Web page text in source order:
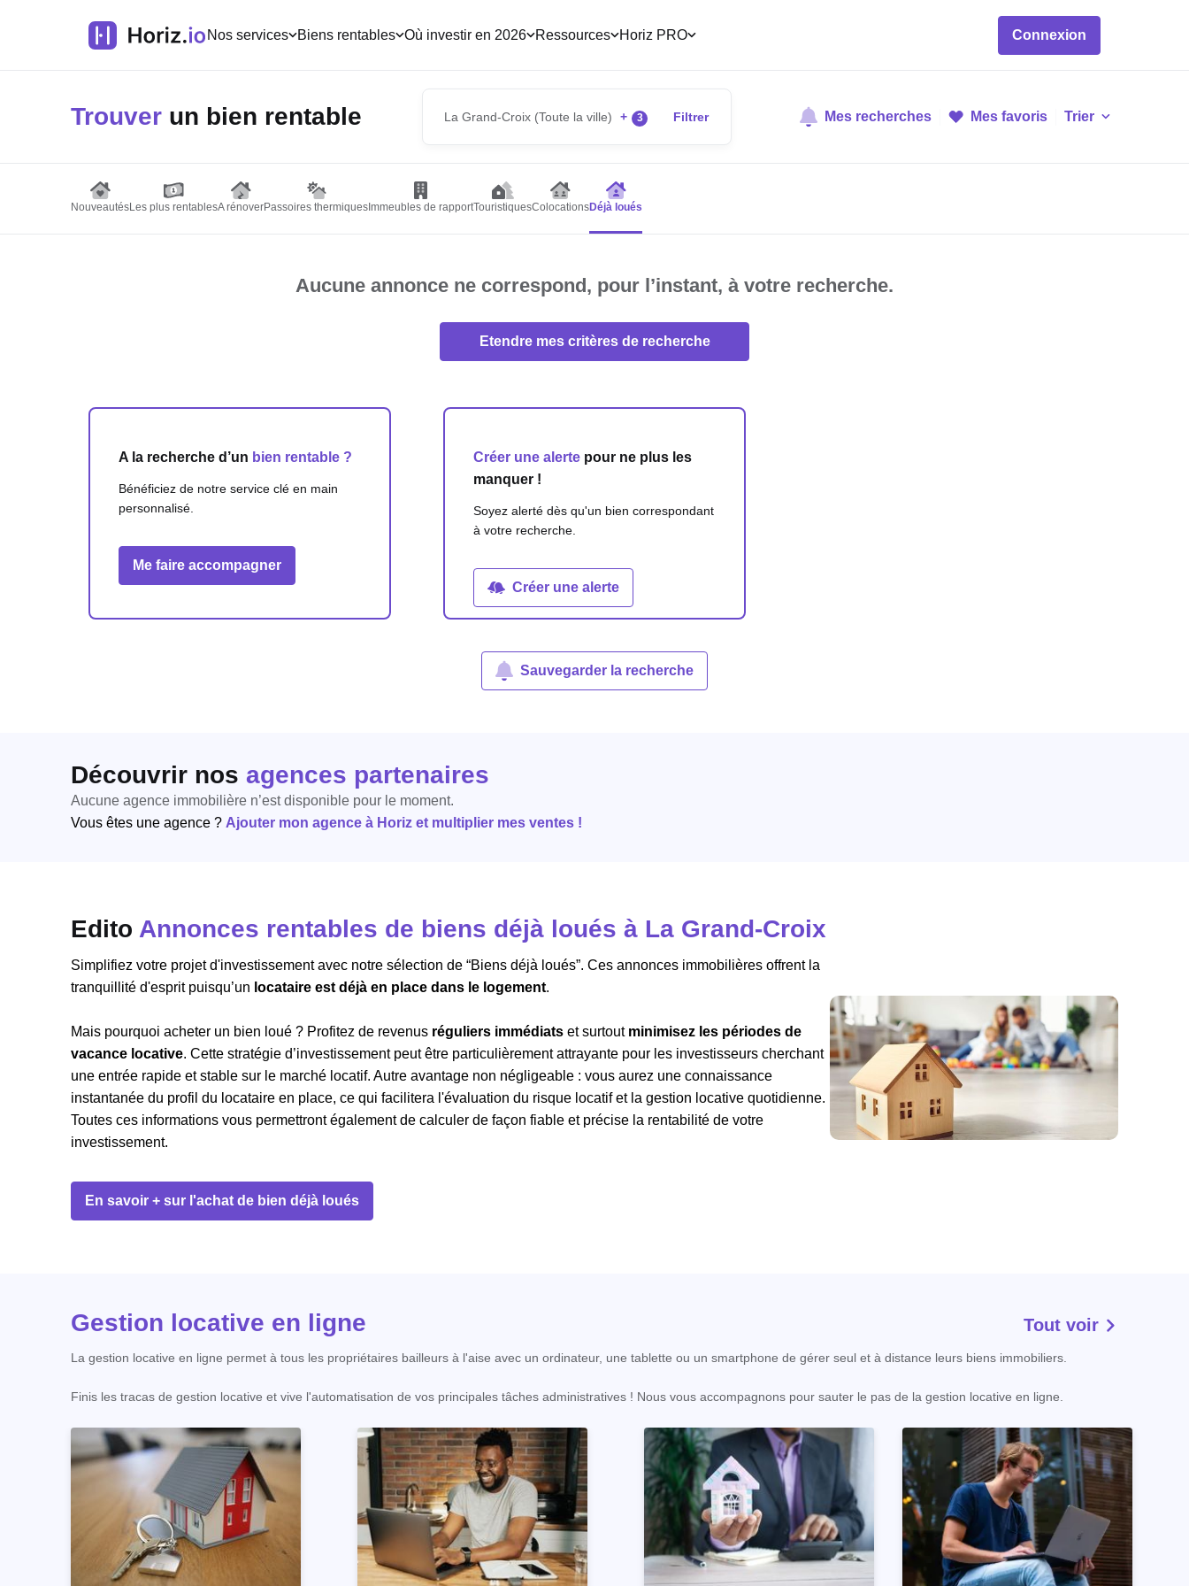
Nos services Biens rentables Où investir en 2026 Ressources Horiz PRO Connexion
Trouver un bien rentable La Grand-Croix (Toute la ville) + 3 Filtrer Mes recherches Mes favoris Trier
NouveautésLes plus rentablesA rénoverPassoires thermiques Immeubles de rapportTouristiquesColocationsDéjà loués
Aucune annonce ne correspond, pour l’instant, à votre recherche.
Etendre mes critères de recherche
A la recherche d’un bien rentable ?
Bénéficiez de notre service clé en main
personnalisé.
Me faire accompagner
Créer une alertepour ne plus les
manquer !
Soyez alerté dès qu'un bien correspondant
à votre recherche.
Créer une alerte
Sauvegarder la recherche
Découvrir nos agences partenaires
Aucune agence immobilière n’est disponible pour le moment.
Vous êtes une agence ? Ajouter mon agence à Horiz et multiplier mes ventes !
Edito Annonces rentables de biens déjà loués à La Grand-Croix
Simplifiez votre projet d'investissement avec notre sélection de “Biens déjà loués”. Ces annonces immobilières offrent la
tranquillité d'esprit puisqu’un locataire est déjà en place dans le logement.
Mais pourquoi acheter un bien loué ? Profitez de revenus réguliers immédiats et surtout minimisez les périodes de
vacance locative. Cette stratégie d’investissement peut être particulièrement attrayante pour les investisseurs cherchant
une entrée rapide et stable sur le marché locatif. Autre avantage non négligeable : vous aurez une connaissance
instantanée du profil du locataire en place, ce qui facilitera l'évaluation du risque locatif et la gestion locative quotidienne.
Toutes ces informations vous permettront également de calculer de façon fiable et précise la rentabilité de votre
investissement.
En savoir + sur l'achat de bien déjà loués
Gestion locative en ligne Tout voir
La gestion locative en ligne permet à tous les propriétaires bailleurs à l'aise avec un ordinateur, une tablette ou un smartphone de gérer seul et à distance leurs biens immobiliers.
Finis les tracas de gestion locative et vive l'automatisation de vos principales tâches administratives ! Nous vous accompagnons pour sauter le pas de la gestion locative en ligne.